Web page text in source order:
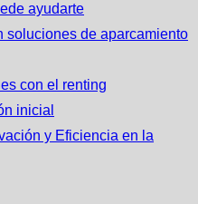
ayudarte
soluciones de aparcamiento
con el renting
inicial
y Eficiencia en la